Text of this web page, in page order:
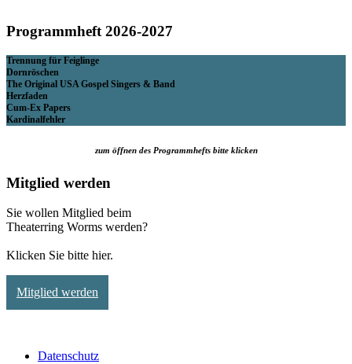
Programmheft 2026-2027
Trennung für Feiglinge
Dornröschen
The Original USA Gospel Singers & Band
Herzfaden
Cum-Ex Papers
Kardinalfehler
zum öffnen des Programmhefts bitte klicken
Mitglied werden
Sie wollen Mitglied beim
Theaterring Worms werden?
Klicken Sie bitte hier.
Mitglied werden
Datenschutz